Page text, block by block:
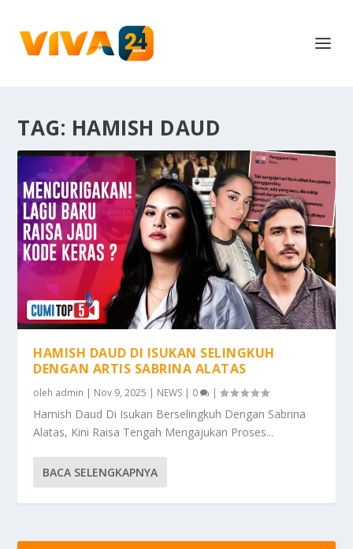
TAG: HAMISH DAUD
HAMISH DAUD DI ISUKAN SELINGKUH
DENGAN ARTIS SABRINA ALATAS
oleh admin | Nov 9, 2025 | NEWS | 0 |
Hamish Daud Di Isukan Berselingkuh Dengan Sabrina
Alatas, Kini Raisa Tengah Mengajukan Proses...
BACA SELENGKAPNYA